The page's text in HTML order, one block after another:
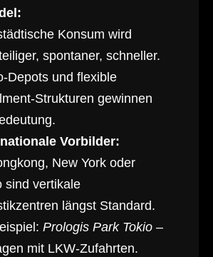
Konsum wird
spontaner, schneller.
Depots und flexible
Strukturen gewinnen
Vorbilder:
New York oder
sind vertikale
längst Standard.
Prologis Park Tokio –
mit LKW-Zufahrten.